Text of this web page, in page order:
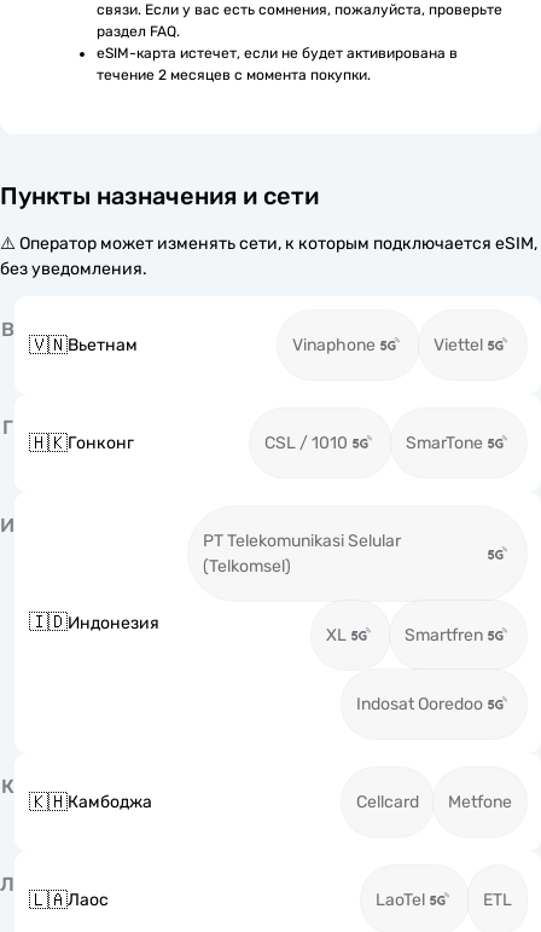
связи. Если у вас есть сомнения, пожалуйста, проверьте
раздел FAQ.
eSIM-карта истечет, если не будет активирована в
течение 2 месяцев с момента покупки.
Пункты назначения и сети
⚠️ Оператор может изменять сети, к которым подключается eSIM,
без уведомления.
В
🇻🇳Вьетнам Vinaphone Viettel
Г
🇭🇰Гонконг CSL / 1010 SmarTone
И
🇮🇩Индонезия
PT Telekomunikasi Selular
(Telkomsel)
XL Smartfren
Indosat Ooredoo
К
🇰🇭Камбоджа Cellcard Metfone
Л
🇱🇦Лаос LaoTel ETL